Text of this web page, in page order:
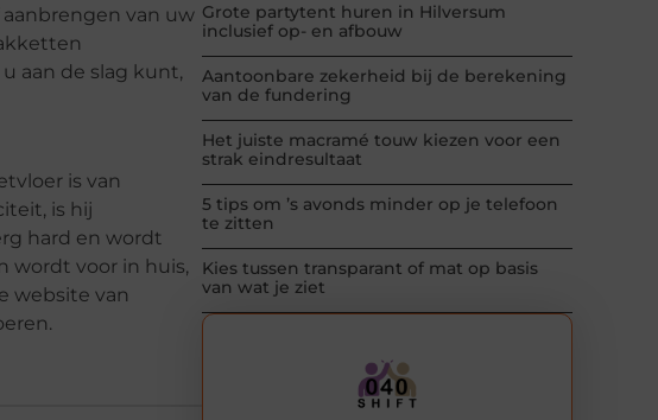
van uw
aan de slag kunt,
is van
is hij
hard en wordt
wordt voor in huis,
website van
Grote partytent huren in Hilversum
inclusief op- en afbouw
Aantoonbare zekerheid bij de berekening
van de fundering
Het juiste macramé touw kiezen voor een
strak eindresultaat
5 tips om ’s avonds minder op je telefoon
te zitten
Kies tussen transparant of mat op basis
van wat je ziet